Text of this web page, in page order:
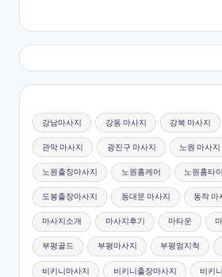
강남마사지 강동 마사지 강북 마사지
관악 마사지 광진구 마사지 노원 마사지
노원출장마사지 노원홈케어 노원홈타이
도봉출장마사지 동대문 마사지 동작 마
마사지소개 마사지후기 마타운
부평골드 부평마사지 부평엄지척
비키니마사지 비키니출장마사지 비키